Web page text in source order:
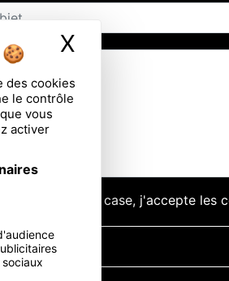
des cookies
le contrôle
vous
activer
sociaux
X Masquer le
En cochant cette case, j'accepte